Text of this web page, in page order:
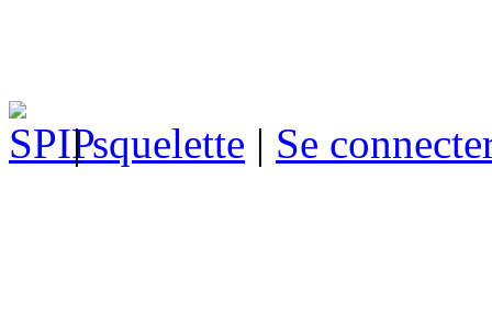
|squelette | Se